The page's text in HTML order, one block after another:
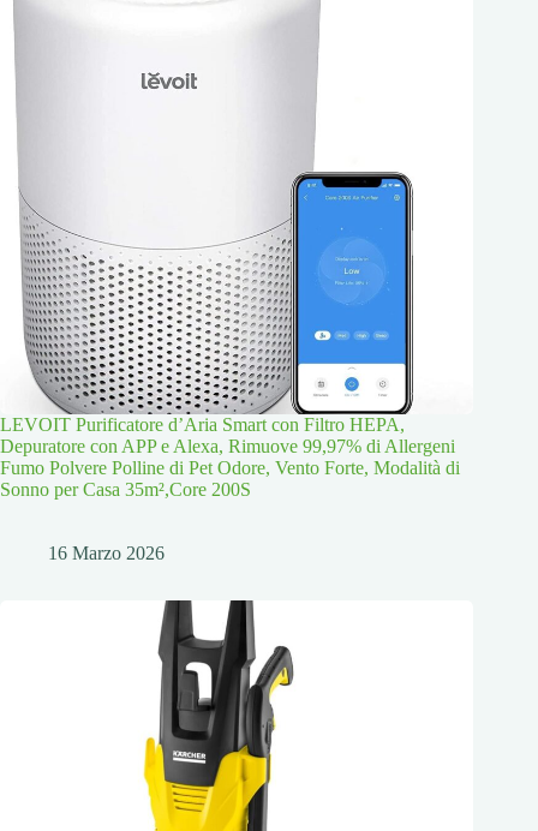
LEVOIT Purificatore d’Aria Smart con Filtro HEPA,
Depuratore con APP e Alexa, Rimuove 99,97% di Allergeni
Fumo Polvere Polline di Pet Odore, Vento Forte, Modalità di
Sonno per Casa 35m²,Core 200S
16 Marzo 2026